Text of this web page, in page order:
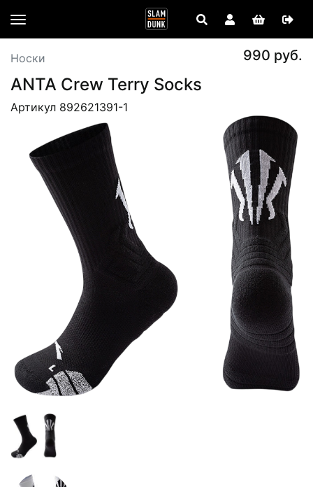
Носки 990 руб.
ANTA Crew Terry Socks
Артикул 892621391-1